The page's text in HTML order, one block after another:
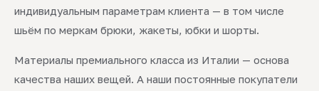
индивидуальным параметрам клиента — в том числе
шьём по меркам брюки, жакеты, юбки и шорты.
Материалы премиального класса из Италии — основа
качества наших вещей. А наши постоянные покупатели